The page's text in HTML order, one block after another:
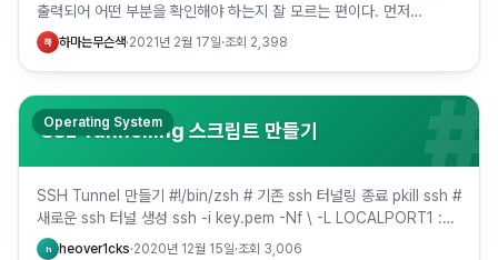
출력되어 어떤 부분을 확인해야 하는지 잘 모르는 편이다. 먼저
ifconfig는 네트워크 인터페이스를 설정하고, 현재 네트워크 …
하 하마는무슨색·2021년 2월 17일·조회 2,398
SSL Tunnelling 스크립트 만들기 #
Operating System
SSH Tunnel 만들기 #!/bin/zsh # 기존 ssh 터널링 종료 pkill ssh #
새로운 ssh 터널 생성 ssh -i key.pem -Nf \ -L LOCALPORT1 :
SERVE…
h heover1cks·2020년 12월 15일·조회 3,006